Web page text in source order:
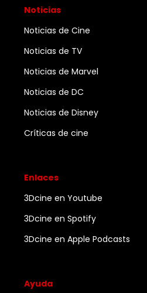
Noticias
Noticias de Cine
Noticias de TV
Noticias de Marvel
Noticias de DC
Noticias de Disney
Críticas de cine
Enlaces
3Dcine en Youtube
3Dcine en Spotify
3Dcine en Apple Podcasts
Ayuda